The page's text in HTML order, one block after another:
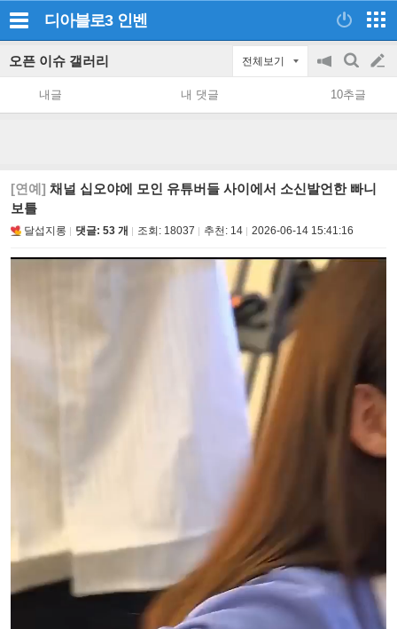
디아블로3 인벤
오픈 이슈 갤러리 전체보기
공
지
on/off
검
색
글
쓰
내글 내 댓글 10추글
[연예] 채널 십오야에 모인 유튜버들 사이에서 소신발언한 빠니
보틀
달섭지롱 댓글: 53 개 조회: 18037 추천: 14 2026-06-14 15:41:16